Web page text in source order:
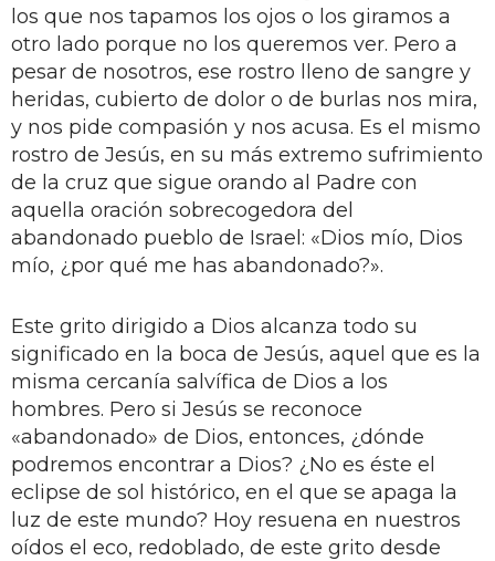
los que nos tapamos los ojos o los giramos a
otro lado porque no los queremos ver. Pero a
pesar de nosotros, ese rostro lleno de sangre y
heridas, cubierto de dolor o de burlas nos mira,
y nos pide compasión y nos acusa. Es el mismo
rostro de Jesús, en su más extremo sufrimiento
de la cruz que sigue orando al Padre con
aquella oración sobrecogedora del
abandonado pueblo de Israel: «Dios mío, Dios
mío, ¿por qué me has abandonado?».
Este grito dirigido a Dios alcanza todo su
significado en la boca de Jesús, aquel que es la
misma cercanía salvífica de Dios a los
hombres. Pero si Jesús se reconoce
«abandonado» de Dios, entonces, ¿dónde
podremos encontrar a Dios? ¿No es éste el
eclipse de sol histórico, en el que se apaga la
luz de este mundo? Hoy resuena en nuestros
oídos el eco, redoblado, de este grito desde